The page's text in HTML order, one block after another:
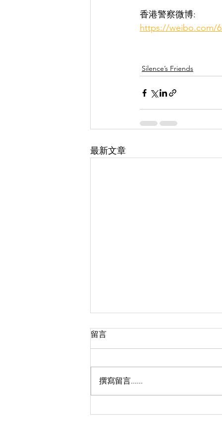
香港警察微博:
https://weibo.com/
Silence’s Friends
最新文章
🏃🏻‍♀️GRIP Beyond - OAKLEY
留言
撰寫留言......